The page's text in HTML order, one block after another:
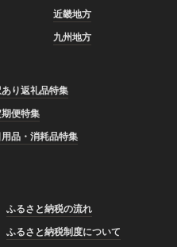
近畿地方
九州地方
あり返礼品特集
期便特集
用品・消耗品特集
ふるさと納税の流れ
ふるさと納税制度について